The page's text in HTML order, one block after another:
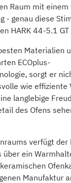
Raum mit einem
- genau diese
HARK 44-5.1 GT
Materialien
ECOplus-
sorgt er
wie effiziente
langlebige
des Ofens
verfügt der
über ein
Manufaktur